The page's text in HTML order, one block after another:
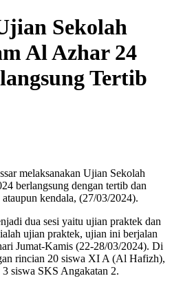
Sekolah
Al Azhar 24
Tertib
melaksanakan Ujian Sekolah
berlangsung dengan tertib dan
kendala, (27/03/2024).
dua sesi yaitu ujian praktek dan
ujian praktek, ujian ini berjalan
Jumat-Kamis (22-28/03/2024). Di
rincian 20 siswa XI A (Al Hafizh),
siswa SKS Angakatan 2.